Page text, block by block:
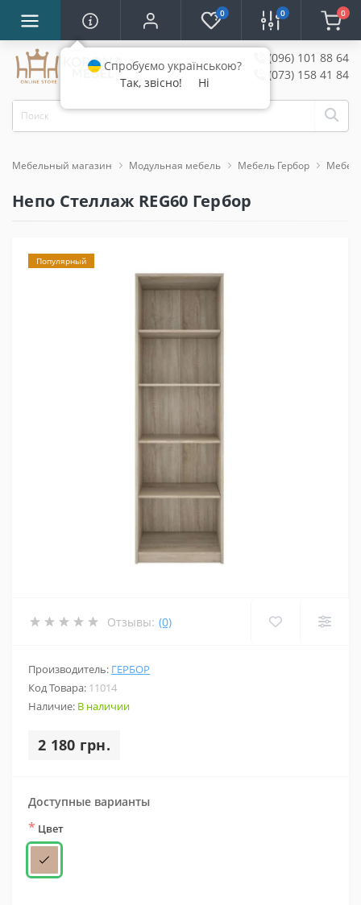
0 0 0
(096) 101 88 64
(073) 158 41 84
Мебельный магазин Модульная мебель Мебель Гербор
Непо Стеллаж REG60 Гербор
Популярный
Отзывы: (0)
Производитель: ГЕРБОР
Код Товара: 11014
Наличие: В наличии
2 180 грн.
Доступные варианты
* Цвет
Спробуємо українською?
Так, звісно!
Ні